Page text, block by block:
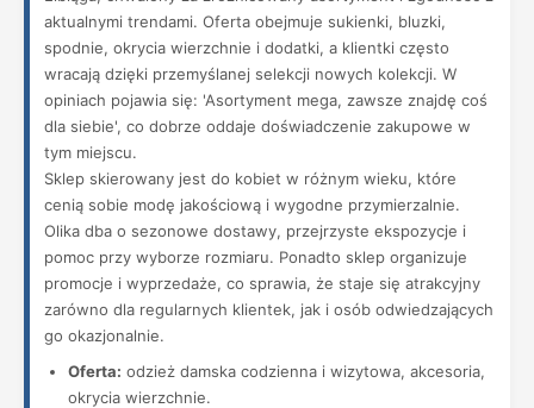
aktualnymi trendami. Oferta obejmuje sukienki, bluzki,
spodnie, okrycia wierzchnie i dodatki, a klientki często
wracają dzięki przemyślanej selekcji nowych kolekcji. W
opiniach pojawia się: 'Asortyment mega, zawsze znajdę coś
dla siebie', co dobrze oddaje doświadczenie zakupowe w
tym miejscu.
Sklep skierowany jest do kobiet w różnym wieku, które
cenią sobie modę jakościową i wygodne przymierzalnie.
Olika dba o sezonowe dostawy, przejrzyste ekspozycje i
pomoc przy wyborze rozmiaru. Ponadto sklep organizuje
promocje i wyprzedaże, co sprawia, że staje się atrakcyjny
zarówno dla regularnych klientek, jak i osób odwiedzających
go okazjonalnie.
Oferta: odzież damska codzienna i wizytowa, akcesoria,
okrycia wierzchnie.